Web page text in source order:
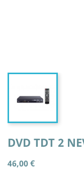
DVD TDT 2
46,00 €